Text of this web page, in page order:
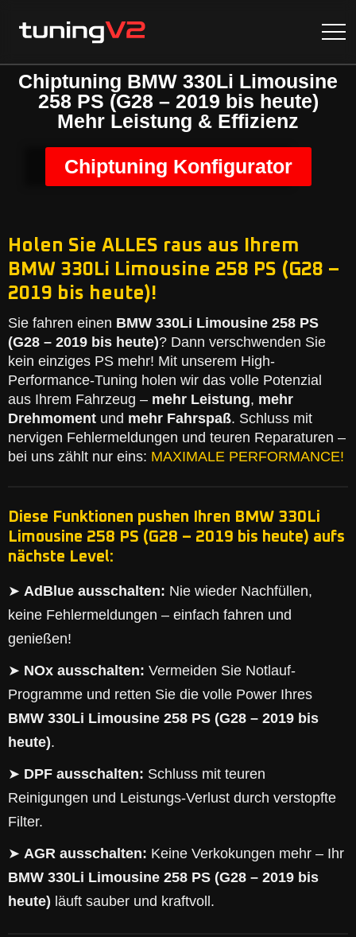
Chiptuning BMW 330Li Limousine
258 PS (G28 – 2019 bis heute)
Mehr Leistung & Effizienz
Chiptuning Konfigurator
Holen Sie ALLES raus aus Ihrem
BMW 330Li Limousine 258 PS (G28 –
2019 bis heute)!
Sie fahren einen BMW 330Li Limousine 258 PS
(G28 – 2019 bis heute)? Dann verschwenden Sie
kein einziges PS mehr! Mit unserem High-
Performance-Tuning holen wir das volle Potenzial
aus Ihrem Fahrzeug – mehr Leistung, mehr
Drehmoment und mehr Fahrspaß. Schluss mit
nervigen Fehlermeldungen und teuren Reparaturen –
bei uns zählt nur eins: MAXIMALE PERFORMANCE!
Diese Funktionen pushen Ihren BMW 330Li
Limousine 258 PS (G28 – 2019 bis heute) aufs
nächste Level:
➤ AdBlue ausschalten: Nie wieder Nachfüllen,
keine Fehlermeldungen – einfach fahren und
genießen!
➤ NOx ausschalten: Vermeiden Sie Notlauf-
Programme und retten Sie die volle Power Ihres
BMW 330Li Limousine 258 PS (G28 – 2019 bis
heute).
➤ DPF ausschalten: Schluss mit teuren
Reinigungen und Leistungs-Verlust durch verstopfte
Filter.
➤ AGR ausschalten: Keine Verkokungen mehr – Ihr
BMW 330Li Limousine 258 PS (G28 – 2019 bis
heute) läuft sauber und kraftvoll.